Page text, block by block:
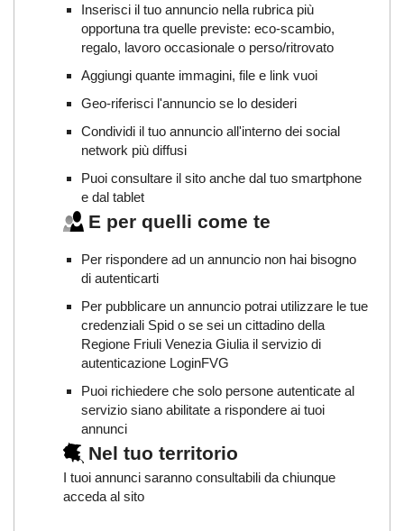
Inserisci il tuo annuncio nella rubrica più
opportuna tra quelle previste: eco-scambio,
regalo, lavoro occasionale o perso/ritrovato
Aggiungi quante immagini, file e link vuoi
Geo-riferisci l'annuncio se lo desideri
Condividi il tuo annuncio all'interno dei social
network più diffusi
Puoi consultare il sito anche dal tuo smartphone
e dal tablet
E per quelli come te
Per rispondere ad un annuncio non hai bisogno
di autenticarti
Per pubblicare un annuncio potrai utilizzare le tue
credenziali Spid o se sei un cittadino della
Regione Friuli Venezia Giulia il servizio di
autenticazione LoginFVG
Puoi richiedere che solo persone autenticate al
servizio siano abilitate a rispondere ai tuoi
annunci
Nel tuo territorio
I tuoi annunci saranno consultabili da chiunque
acceda al sito